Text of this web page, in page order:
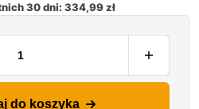
30 dni: 334,99zł
do koszyka